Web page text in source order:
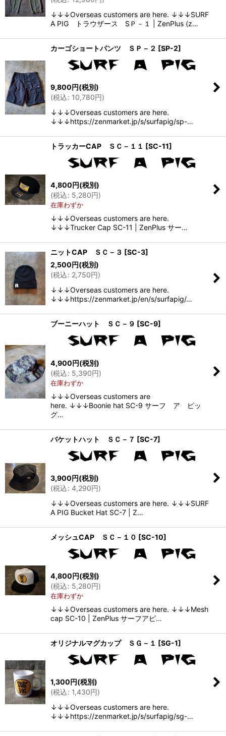
↓↓↓Overseas customers are here. ↓↓↓SURF
A PIG トラウザース SＰ－１ | ZenPlus (z…
カーゴショートパンツ ＳＰ－２ [SP-2]
9,800円(税別)
(税込: 10,780円)
↓↓↓Overseas customers are here.
↓↓↓https://zenmarket.jp/s/surfapig/sp-…
トラッカーCAP ＳＣ－１１ [SC-11]
4,800 円(税別)
(税込: 5,280円)
在庫わずか
↓↓↓Overseas customers are here.
↓↓↓Trucker Cap SC-11 | ZenPlus サー…
ニットCAP ＳＣ－３ [SC-3]
2,500 円(税別)
(税込: 2,750円)
↓↓↓Overseas customers are here.
↓↓↓https://zenmarket.jp/en/s/surfapig/…
ブーニーハット ＳＣ－９ [SC-9]
4,900円(税別)
(税込: 5,390円)
在庫わずか
↓↓↓Overseas customers are
here. ↓↓↓Boonie hat SC-9 サーフ ア ピッ
グ…
バケットハット ＳＣ－７ [SC-7]
3,900円(税別)
(税込: 4,290円)
↓↓↓Overseas customers are here. ↓↓↓SURF
A PIG Bucket Hat SC-7 | Z…
メッシュCAP ＳＣ－１０ [SC-10]
4,800円(税別)
(税込: 5,280円)
在庫わずか
↓↓↓Overseas customers are here. ↓↓↓Mesh
cap SC-10 | ZenPlus サーフアピ…
オリジナルマグカップ ＳＧ－１ [SG-1]
1,300円(税別)
(税込: 1,430円)
↓↓↓Overseas customers are here.
↓↓↓https://zenmarket.jp/s/surfapig/sg-…